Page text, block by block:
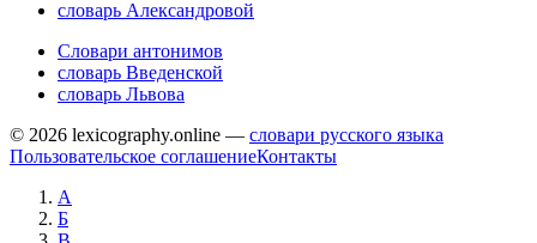
словарь Александровой
Словари антонимов
словарь Введенской
словарь Львова
© 2026 lexicography.online — словари русского языка
Пользовательское соглашениеКонтакты
А
Б